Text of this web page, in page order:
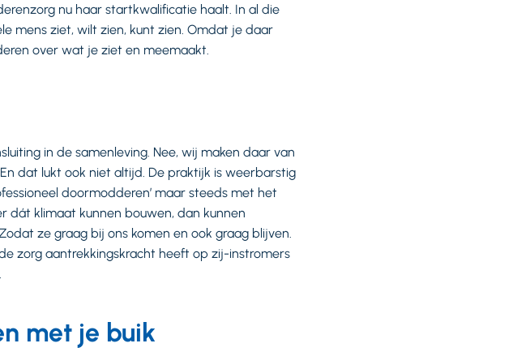
nu haar startkwalificatie haalt. In al die
mens ziet, wilt zien, kunt zien. Omdat je daar
over wat je ziet en meemaakt.
in de samenleving. Nee, wij maken daar van
dat lukt ook niet altijd. De praktijk is weerbarstig
doormodderen’ maar steeds met het
dát klimaat kunnen bouwen, dan kunnen
ze graag bij ons komen en ook graag blijven.
zorg aantrekkingskracht heeft op zij-instromers
met je buik